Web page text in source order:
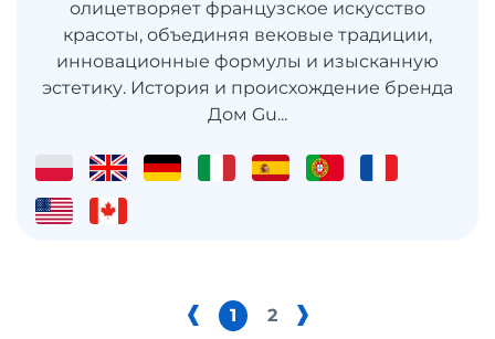
олицетворяет французское искусство
красоты, объединяя вековые традиции,
инновационные формулы и изысканную
эстетику. История и происхождение бренда
Дом Gu...
1 2